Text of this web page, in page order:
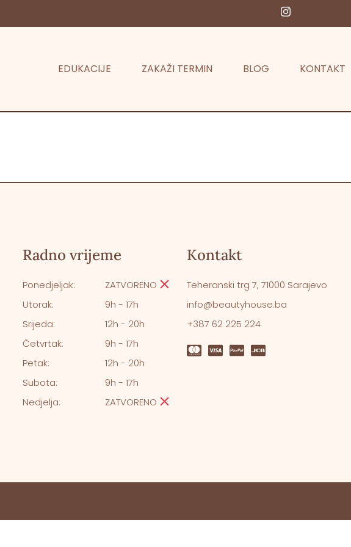
EDUKACIJE ZAKAŽI TERMIN BLOG KONTAKT
Radno vrijeme
Ponedjeljak:
Utorak:
Srijeda:
Četvrtak:
Petak:
Subota:
Nedjelja:
ZATVORENO
9h - 17h
12h - 20h
9h - 17h
12h - 20h
9h - 17h
ZATVORENO
Kontakt
Teheranski trg 7, 71000 Sarajevo
info@beautyhouse.ba
+387 62 225 224